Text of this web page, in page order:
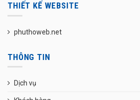
THIẾT KẾ WEBSITE
phuthoweb.net
THÔNG TIN
Dịch vụ